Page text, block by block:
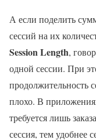
А если поделить
сессий на их
Session Length,
одной сессии. При
продолжительность
плохо. В
требуется лишь
сессия, тем удобнее